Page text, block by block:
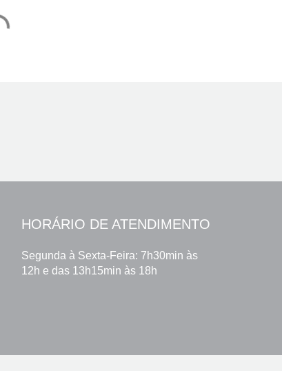
HORÁRIO DE ATENDIMENTO
Segunda à Sexta-Feira: 7h30min às
12h e das 13h15min às 18h